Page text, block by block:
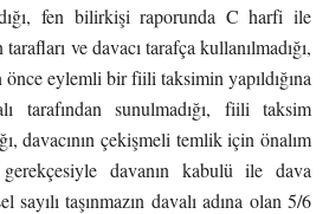
fen bilirkişi raporunda C harfi ile
ve davacı tarafça kullanılmadığı,
eylemli bir fiili taksimin yapıldığına
tarafından sunulmadığı, fiili taksim
davacının çekişmeli temlik için önalım
davanın kabulü ile dava
taşınmazın davalı adına olan 5/6